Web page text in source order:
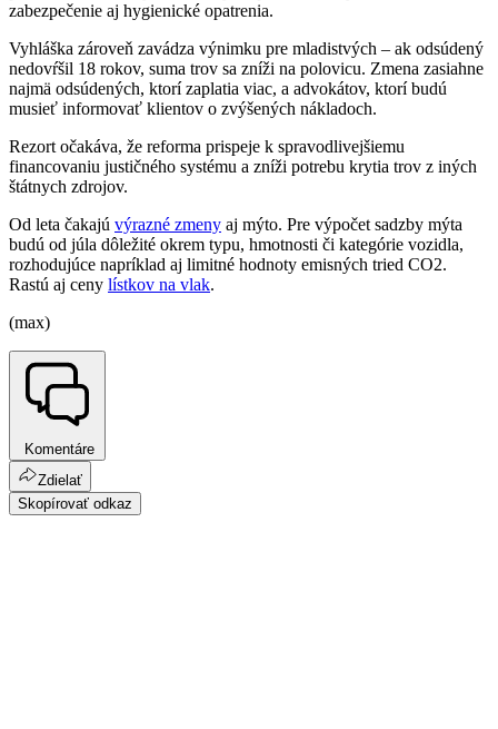
zabezpečenie aj hygienické opatrenia.
Vyhláška zároveň zavádza výnimku pre mladistvých – ak odsúdený
nedovŕšil 18 rokov, suma trov sa zníži na polovicu. Zmena zasiahne
najmä odsúdených, ktorí zaplatia viac, a advokátov, ktorí budú
musieť informovať klientov o zvýšených nákladoch.
Rezort očakáva, že reforma prispeje k spravodlivejšiemu
financovaniu justičného systému a zníži potrebu krytia trov z iných
štátnych zdrojov.
Od leta čakajú výrazné zmeny aj mýto. Pre výpočet sadzby mýta
budú od júla dôležité okrem typu, hmotnosti či kategórie vozidla,
rozhodujúce napríklad aj limitné hodnoty emisných tried CO2.
Rastú aj ceny lístkov na vlak.
(max)
Komentáre
Zdielať
Skopírovať odkaz